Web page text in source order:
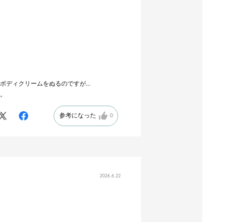
ディクリームをぬるのですが…
参考になった 0
2026.6.22